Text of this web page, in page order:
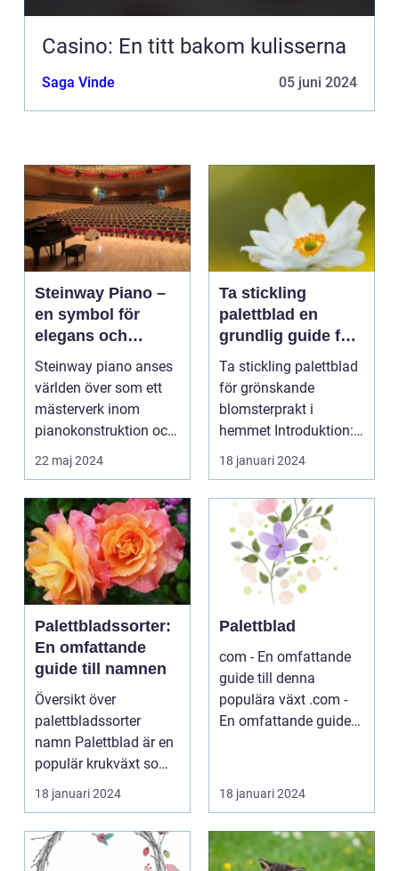
Casino: En titt bakom kulisserna
Saga Vinde 05 juni 2024
Steinway Piano –
en symbol för
elegans och
prestation
Steinway piano anses
världen över som ett
mästerverk inom
pianokonstruktion och
musik...
22 maj 2024
Ta stickling
palettblad en
grundlig guide för
blomsterentusiast
er
Ta stickling palettblad
för grönskande
blomsterprakt i
hemmet Introduktion:
...
18 januari 2024
Palettbladssorter:
En omfattande
guide till namnen
Översikt över
palettbladssorter
namn Palettblad är en
populär krukväxt som
blivit allt mer eftertra...
18 januari 2024
Palettblad
com - En omfattande
guide till denna
populära växt .com -
En omfattande guide
18 januari 2024